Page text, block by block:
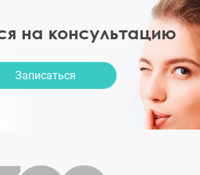
на консультацию
Записаться